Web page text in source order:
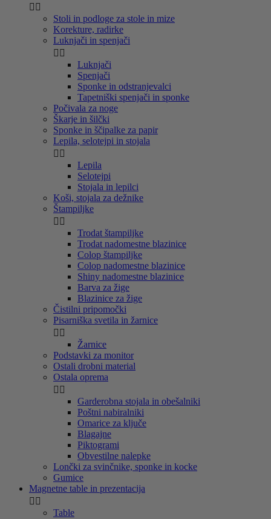
 
Stoli in podloge za stole in mize
Korekture, radirke
Luknjači in spenjači
 
Luknjači
Spenjači
Sponke in odstranjevalci
Tapetniški spenjači in sponke
Počivala za noge
Škarje in šilčki
Sponke in ščipalke za papir
Lepila, selotejpi in stojala
 
Lepila
Selotejpi
Stojala in lepilci
Koši, stojala za dežnike
Štampiljke
 
Trodat štampiljke
Trodat nadomestne blazinice
Colop štampiljke
Colop nadomestne blazinice
Shiny nadomestne blazinice
Barva za žige
Blazinice za žige
Čistilni pripomočki
Pisarniška svetila in žarnice
 
Žarnice
Podstavki za monitor
Ostali drobni material
Ostala oprema
 
Garderobna stojala in obešalniki
Poštni nabiralniki
Omarice za ključe
Blagajne
Piktogrami
Obvestilne nalepke
Lončki za svinčnike, sponke in kocke
Gumice
Magnetne table in prezentacija
 
Table